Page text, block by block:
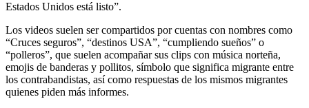
Estados Unidos está listo”.
Los videos suelen ser compartidos por cuentas con nombres como
“Cruces seguros”, “destinos USA”, “cumpliendo sueños” o
“polleros”, que suelen acompañar sus clips con música norteña,
emojis de banderas y pollitos, símbolo que significa migrante entre
los contrabandistas, así como respuestas de los mismos migrantes
quienes piden más informes.